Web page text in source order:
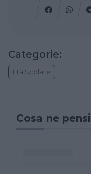
Categorie:
Età Scolare
Cosa ne pensi